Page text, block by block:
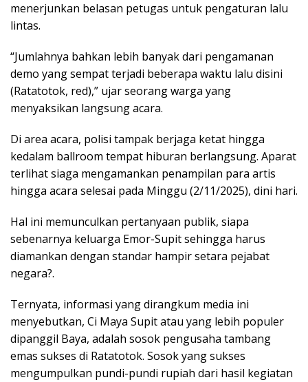
menerjunkan belasan petugas untuk pengaturan lalu
lintas.
“Jumlahnya bahkan lebih banyak dari pengamanan
demo yang sempat terjadi beberapa waktu lalu disini
(Ratatotok, red),” ujar seorang warga yang
menyaksikan langsung acara.
Di area acara, polisi tampak berjaga ketat hingga
kedalam ballroom tempat hiburan berlangsung. Aparat
terlihat siaga mengamankan penampilan para artis
hingga acara selesai pada Minggu (2/11/2025), dini hari.
Hal ini memunculkan pertanyaan publik, siapa
sebenarnya keluarga Emor-Supit sehingga harus
diamankan dengan standar hampir setara pejabat
negara?.
Ternyata, informasi yang dirangkum media ini
menyebutkan, Ci Maya Supit atau yang lebih populer
dipanggil Baya, adalah sosok pengusaha tambang
emas sukses di Ratatotok. Sosok yang sukses
mengumpulkan pundi-pundi rupiah dari hasil kegiatan